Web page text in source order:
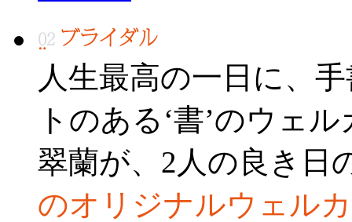
人生最高の一日に、
トのある‘書’のウェ
翠蘭が、2人の良き日
のオリジナルウェル